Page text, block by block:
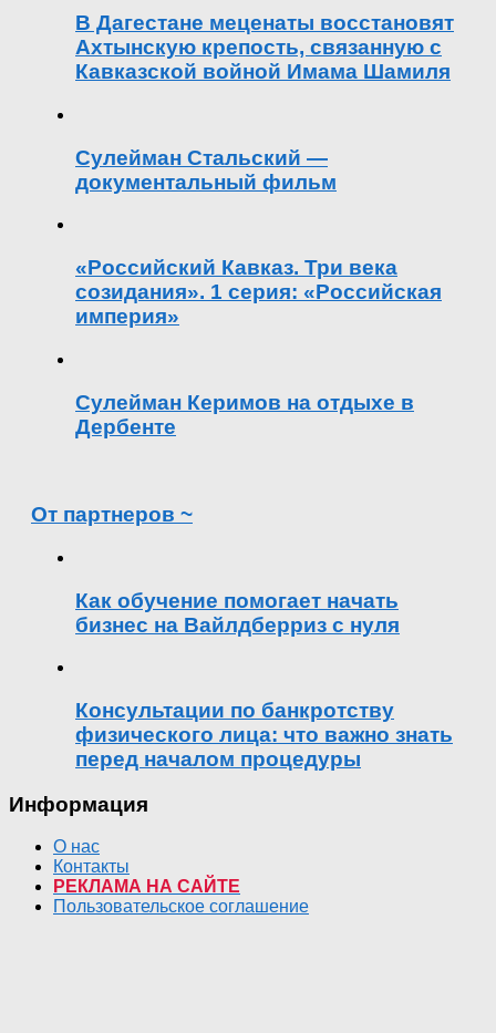
В Дагестане меценаты восстановят
Ахтынскую крепость, связанную с
Кавказской войной Имама Шамиля
Сулейман Стальский —
документальный фильм
«Российский Кавказ. Три века
созидания». 1 серия: «Российская
империя»
Сулейман Керимов на отдыхе в
Дербенте
От партнеров ~
Как обучение помогает начать
бизнес на Вайлдберриз с нуля
Консультации по банкротству
физического лица: что важно знать
перед началом процедуры
Информация
О нас
Контакты
РЕКЛАМА НА САЙТЕ
Пользовательское соглашение